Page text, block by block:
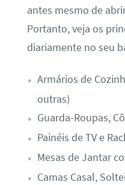
antes mesmo de
Portanto, veja os
diariamente no seu
Armários de
outras)
Guarda-Roupas,
Painéis de TV e
Mesas de Jantar
Camas Casal,